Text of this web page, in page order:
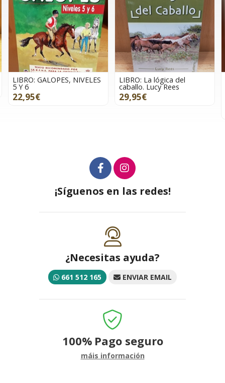
LIBRO: GALOPES, NIVELES
5 Y 6
22,95€
LIBRO: La lógica del
caballo. Lucy Rees
29,95€
¡Síguenos en las redes!
¿Necesitas ayuda?
661 512 165 ENVIAR EMAIL
100% Pago seguro
máis información